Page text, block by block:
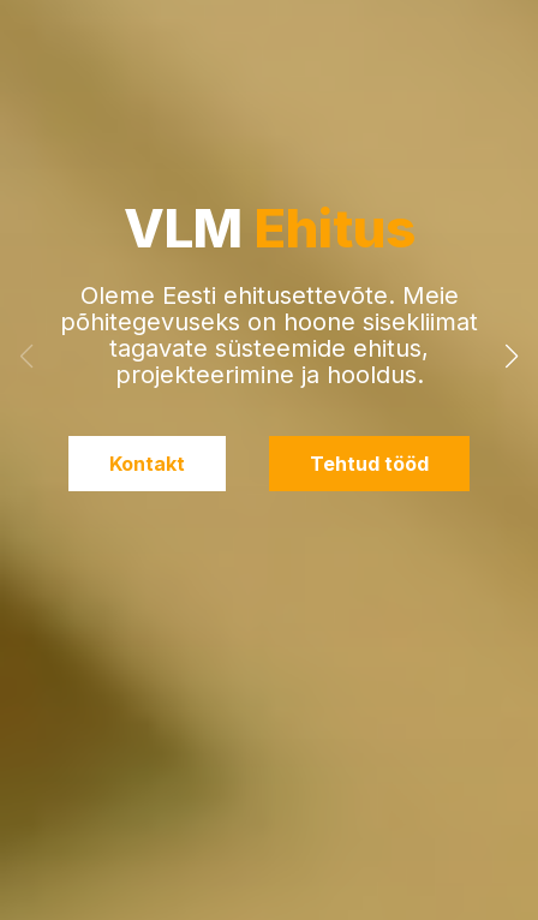
VLM Ehitus
Oleme Eesti ehitusettevõte. Meie
põhitegevuseks on hoone sisekliimat
tagavate süsteemide ehitus,
projekteerimine ja hooldus.
Kontakt Tehtud tööd